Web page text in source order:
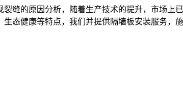
缝的原因分析，随着生产技术的提升，市场上
态健康等特点，我们并提供隔墙板安装服务